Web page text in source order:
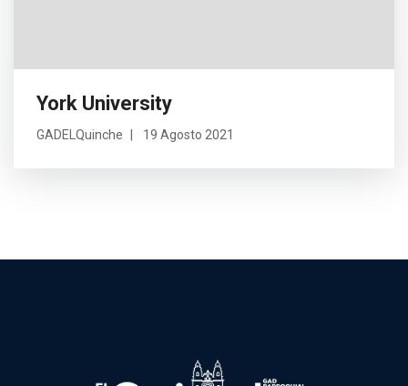
York University
GADELQuinche 19 Agosto 2021